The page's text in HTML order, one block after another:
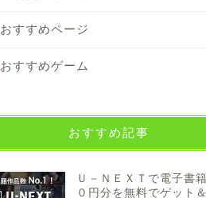
おすすめページ
おすすめゲーム
おすすめ記事
Ｕ－ＮＥＸＴで電子書
０円分を無料でゲット